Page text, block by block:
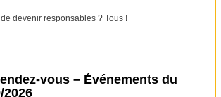
devenir responsables ? Tous !
vous – Événements du
2026